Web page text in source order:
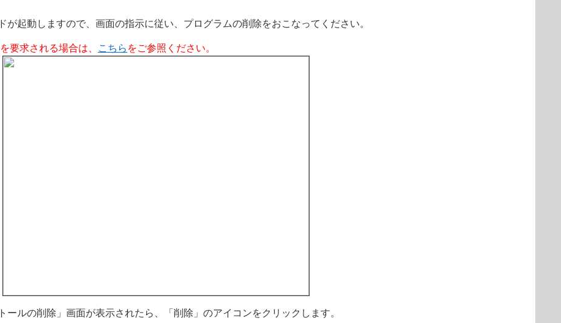
が起動しますので、画面の指示に従い、プログラムの削除をおこなってください。
要求される場合は、 こちら をご参照ください。
ールの削除」画面が表示されたら、「削除」のアイコンをクリックします。